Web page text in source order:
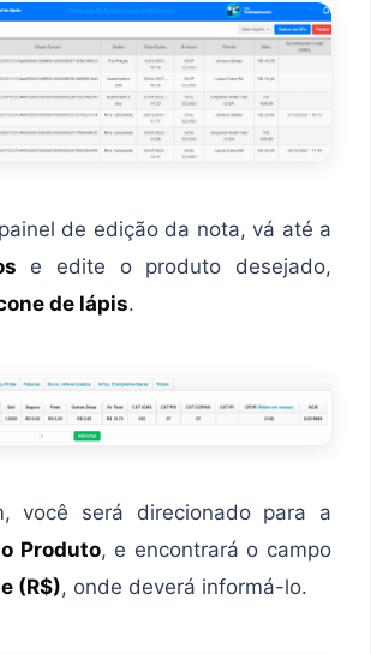
de edição da nota, vá até a
e edite o produto desejado,
de lápis.
você será direcionado para a
Produto, e encontrará o campo
(R$), onde deverá informá-lo.